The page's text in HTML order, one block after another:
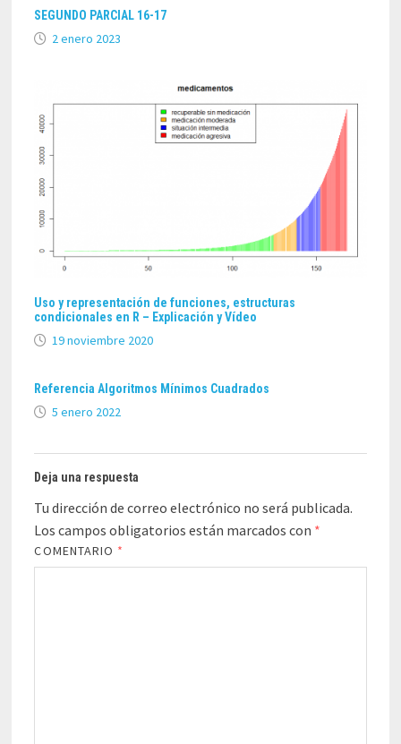
SEGUNDO PARCIAL 16-17
2 enero 2023
Uso y representación de funciones, estructuras
condicionales en R – Explicación y Vídeo
19 noviembre 2020
Referencia Algoritmos Mínimos Cuadrados
5 enero 2022
Deja una respuesta
Tu dirección de correo electrónico no será publicada.
Los campos obligatorios están marcados con *
COMENTARIO *